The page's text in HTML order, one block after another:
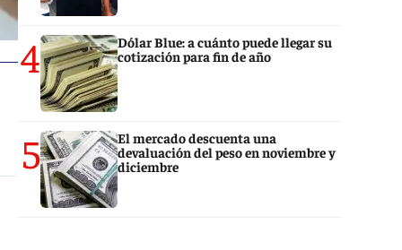
4
Dólar Blue: a cuánto puede llegar su
cotización para fin de año
5
El mercado descuenta una
devaluación del peso en noviembre y
diciembre